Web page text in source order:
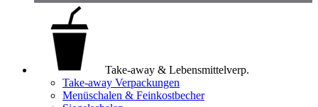
Take-away & Lebensmittelverp.
Take-away Verpackungen
Menüschalen & Feinkostbecher